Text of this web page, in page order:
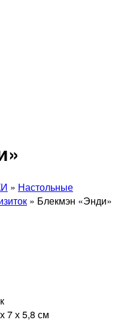
» Настольные
» Блекмэн «Энди»
7 х 5,8 см